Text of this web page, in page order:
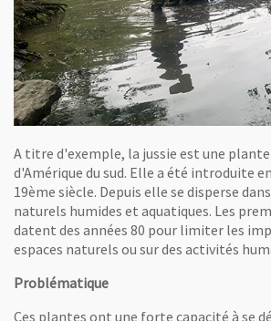
A titre d'exemple, la jussie est une
d'Amérique du sud. Elle a été introduite
19ème siècle. Depuis elle se disperse
naturels humides et aquatiques. Les
datent des années 80 pour limiter les
espaces naturels ou sur des activités
Problématique
Ces plantes ont une forte capacité à se